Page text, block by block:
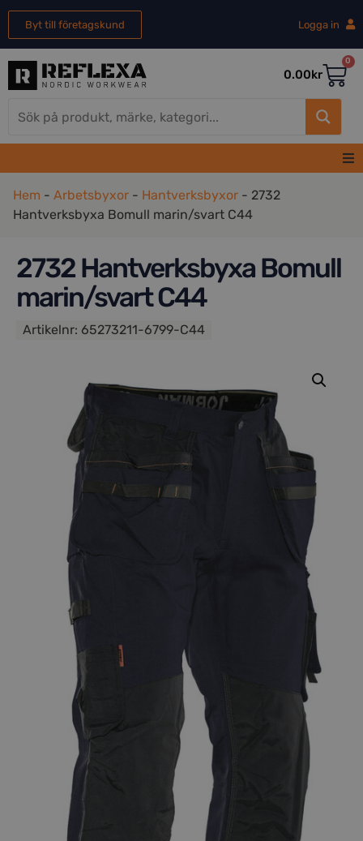
Byt till företagskund Logga in
0.00kr
0
Hem
Dam
REA
Profilkläder
Mitt konto
Hem - Arbetsbyxor - Hantverksbyxor - 2732
Hantverksbyxa Bomull marin/svart C44
2732 Hantverksbyxa Bomull
marin/svart C44
Artikelnr: 65273211-6799-C44